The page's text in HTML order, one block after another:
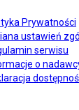
Prywatności
ustawień
serwisu
o